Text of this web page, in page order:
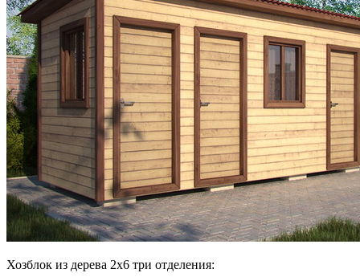
Хозблок из дерева 2х6 три отделения: